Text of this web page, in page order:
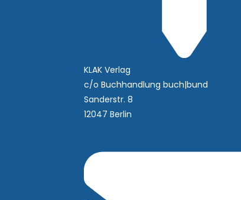
KLAK Verlag
c/o Buchhandlung buch|bund
Sanderstr. 8
12047 Berlin